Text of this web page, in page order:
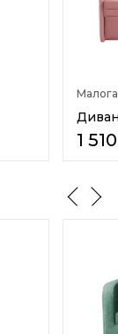
1 510